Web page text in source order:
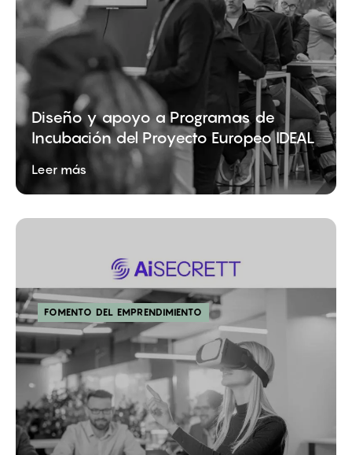
Diseño y apoyo a Programas de
Incubación del Proyecto Europeo IDEAL
Leer más
FOMENTO DEL EMPRENDIMIENTO